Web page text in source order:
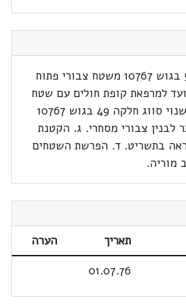
א. שינוי סווג חלקה 53 בגוש 10767 משטח צבורי פתוח
למרפאת קופת חולים עם שטח
בניה של 672 מ"ר. ב. שנוי סווג חלקה 49 בגוש 10767
לבנין צבורי מסחרי. ג. הקטנת
בתשריט. ד. הפרשת השטחים
מוריה.
תאריך
הערה
01.07.76